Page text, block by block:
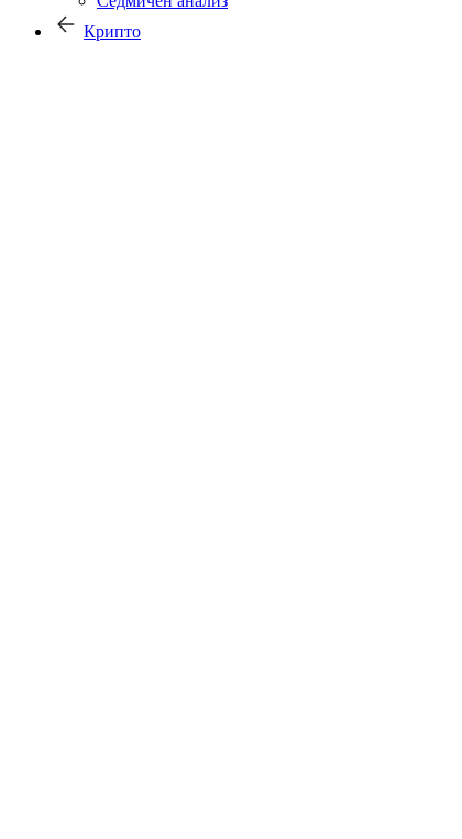
Крипто